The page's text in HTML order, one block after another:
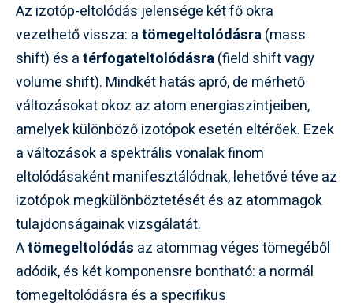
Az izotóp-eltolódás jelensége két fő okra
vezethető vissza: atömegeltolódásra(mass
shift) és atérfogateltolódásra(field shift vagy
volume shift). Mindkét hatás apró, de mérhető
változásokat okoz az atom energiaszintjeiben,
amelyek különböző izotópok esetén eltérőek. Ezek
a változások a spektrális vonalak finom
eltolódásaként manifesztálódnak, lehetővé téve az
izotópok megkülönböztetését és az atommagok
tulajdonságainak vizsgálatát.
Atömegeltolódás az atommag véges tömegéből
adódik, és két komponensre bontható: a normál
tömegeltolódásra és a specifikus